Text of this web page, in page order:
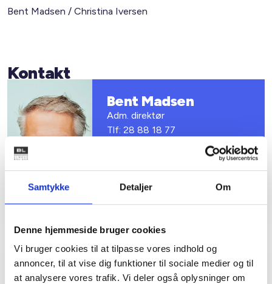
Samtykke Detaljer Om
Denne hjemmeside bruger cookies
Vi bruger cookies til at tilpasse vores indhold og
annoncer, til at vise dig funktioner til sociale medier og til
at analysere vores trafik. Vi deler også oplysninger om
Bent Madsen / Christina Iversen
Kontakt
Bent Madsen
Adm. direktør
Tlf: 28 88 18 77
Relateret indhold